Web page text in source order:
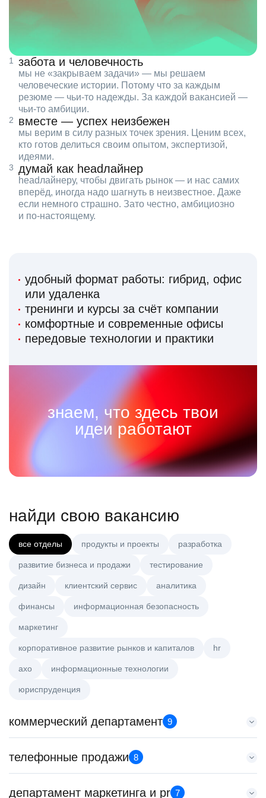
забота и человечность
мы не «закрываем задачи» — мы решаем
человеческие истории. Потому что за каждым
резюме — чьи‑то надежды. За каждой вакансией —
чьи‑то амбиции.
вместе — успех неизбежен
мы верим в силу разных точек зрения. Ценим всех,
кто готов делиться своим опытом, экспертизой,
идеями.
думай как headлайнер
headлайнеру, чтобы двигать рынок — и нас самих
вперёд, иногда надо шагнуть в неизвестное. Даже
если немного страшно. Зато честно, амбициозно
и по‑настоящему.
удобный формат работы: гибрид, офис
или удаленка
тренинги и курсы за счёт компании
комфортные и современные офисы
передовые технологии и практики
знаем, что здесь твои
идеи работают
найди свою вакансию
все отделы продукты и проекты разработка
развитие бизнеса и продажи тестирование
дизайн клиентский сервис аналитика
финансы информационная безопасность
маркетинг
корпоративное развитие рынков и капиталов hr
axo информационные технологии
юриспруденция
коммерческий департамент 9
Key Account Manager (EdTech)
HeadHunter::Коммерческий департамент
150000 ₽
телефонные продажи 8
Менеджер по привлечению клиентов (B2B)
департамент маркетинга и pr 7